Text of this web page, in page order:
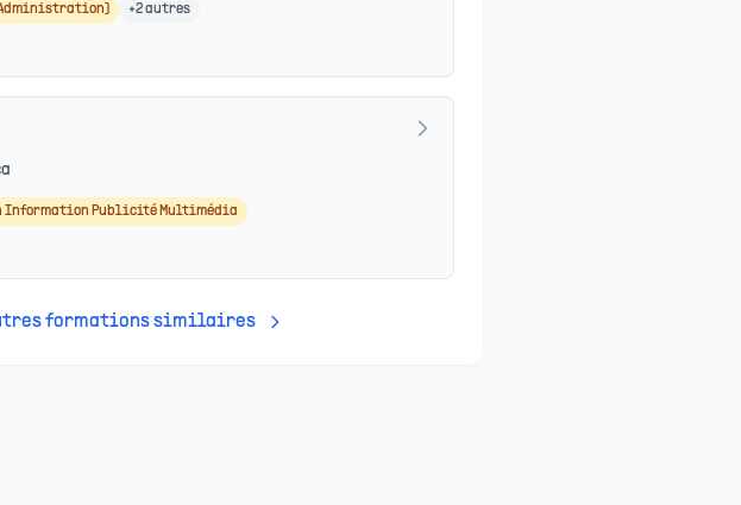
Administration)
+2autres
Information Publicité Multimédia
formations similaires